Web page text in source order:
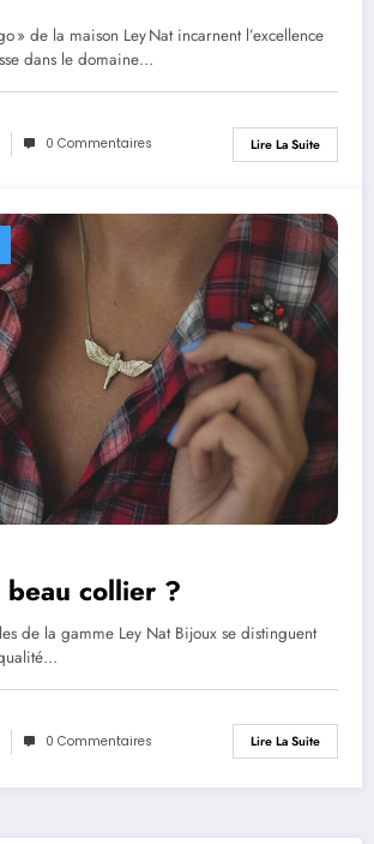
» de la maison Ley Nat incarnent l’excellence
dans le domaine…
0 Commentaires Lire La Suite
collier ?
de la gamme Ley Nat Bijoux se distinguent
0 Commentaires Lire La Suite